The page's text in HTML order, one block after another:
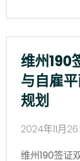
维州190
与自雇
规划
2024年11月
维州190签证